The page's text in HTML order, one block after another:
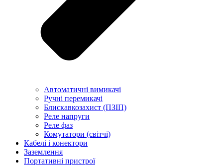
Автоматичні вимикачі
Ручні перемикачі
Блискавкозахист (ПЗІП)
Реле напруги
Реле фаз
Комутатори (світчі)
Кабелі і конектори
Заземлення
Портативні пристрої